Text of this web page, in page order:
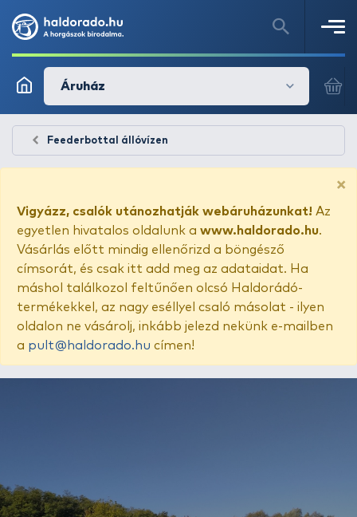
Áruház
Feederbottal állóvízen
×
Vigyázz, csalók utánozhatják webáruházunkat! Az
egyetlen hivatalos oldalunk a www.haldorado.hu.
Vásárlás előtt mindig ellenőrizd a böngésző
címsorát, és csak itt add meg az adataidat. Ha
máshol találkozol feltűnően olcsó Haldorádó-
termékekkel, az nagy eséllyel csaló másolat - ilyen
oldalon ne vásárolj, inkább jelezd nekünk e-mailben
a pult@haldorado.hu címen!